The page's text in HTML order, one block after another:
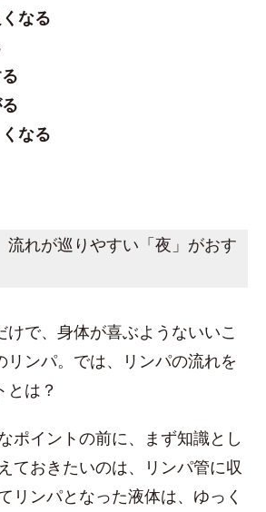
なる
なる
流れが巡りやすい「夜」がおす
けで、身体が喜ぶようないいこ
リンパ。では、リンパの流れを
とは？
ポイントの前に、まず知識とし
ておきたいのは、リンパ管に収
リンパとなった液体は、ゆっく